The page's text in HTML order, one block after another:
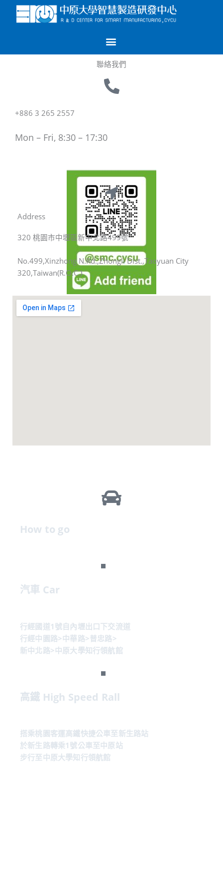
內
聯絡我們
+886 3 265 2557
Mon – Fri, 8:30 – 17:30
Address
320 桃園市中壢區新中北路499號
No.499,Xinzhong N.Rd.,Zhongli Dist.,Taoyuan City
320,Taiwan(R.O.C.)
How to go
汽車 Car
行經國道1號自內壢出口下交流道
行經中園路>中華路>普忠路>
新中北路>中原大學知行領航館
高鐵 High Speed Rall
搭乘桃園客運高鐵快捷公車至新生路站
於新生路轉乘1號公車至中原站
步行至中原大學知行領航館